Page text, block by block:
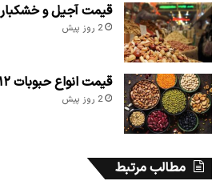
قیمت آجیل و خشکبار ۱۲ مرداد ۱۴۰۵
2 روز پیش
قیمت انواع حبوبات ۱۲ مرداد ۱۴۰۵
2 روز پیش
مطالب مرتبط